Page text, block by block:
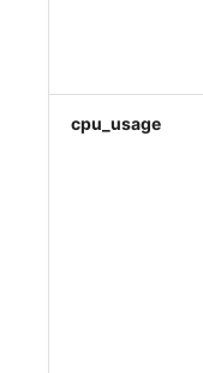
cpu_usage